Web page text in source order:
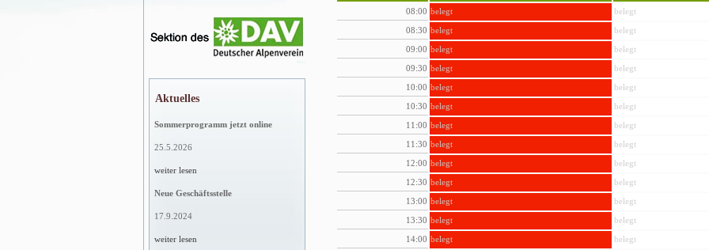
Aktuelles
Sommerprogramm jetzt online
25.5.2026
weiter lesen
Neue Geschäftsstelle
17.9.2024
weiter lesen
08:00 belegt
belegt
08:30 belegt
belegt
09:00 belegt
belegt
09:30 belegt
belegt
10:00 belegt
belegt
10:30 belegt
belegt
11:00 belegt
belegt
11:30 belegt
belegt
12:00 belegt
belegt
12:30 belegt
belegt
13:00 belegt
belegt
13:30 belegt
belegt
14:00 belegt belegt